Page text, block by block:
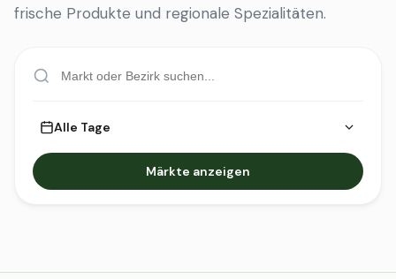
frische Produkte und regionale Spezialitäten.
Alle Tage
Märkte anzeigen